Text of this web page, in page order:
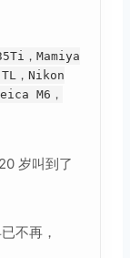
，Mamiya
，Nikon
M6，
岁叫到了
不再，